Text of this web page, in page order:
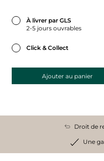
À livrer par GLS
2-5 jours ouvrables
Click & Collect
Ajouter au panier
Droit de
Une